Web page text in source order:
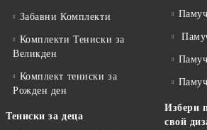
Забавни Комплекти
Комплекти Тениски за
Великден
Комплект тениски за
Рожден ден
Тениски за деца
Избери
свой